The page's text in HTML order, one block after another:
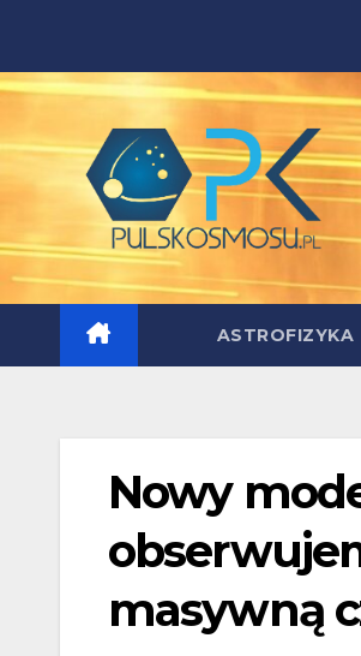
content
ASTROFIZYKA
Nowy
masywną